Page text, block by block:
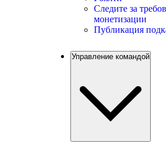
Следите за
монетизации
Публикация
Управление командой